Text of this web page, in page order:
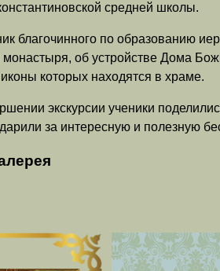
средней школы.
благочинного по образованию
монастыря, об устройстве Дома
которых находятся в храме.
экскурсии ученики
за интересную и полезную